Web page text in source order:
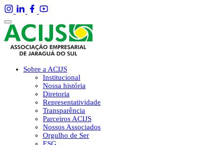
Sobre a ACIJS
Institucional
Nossa história
Diretoria
Representatividade
Transparência
Parceiros ACIJS
Nossos Associados
Orgulho de Ser